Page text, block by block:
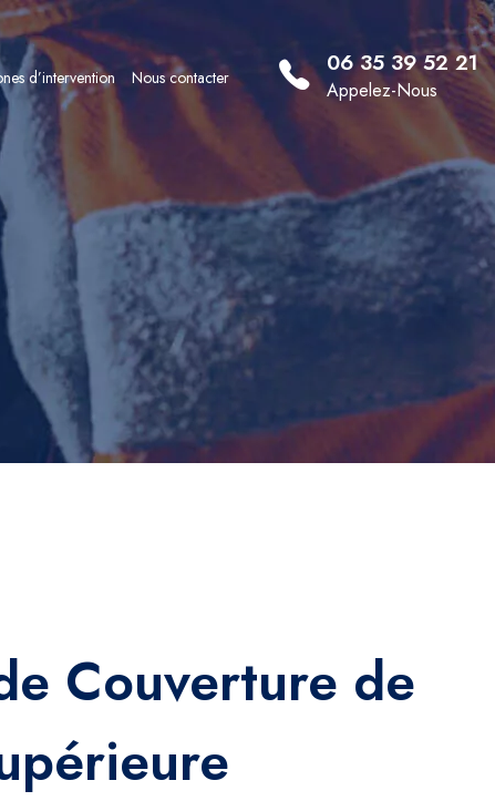
d’intervention Nous contacter 06 35 39 52 21
Appelez-Nous
Couverture de